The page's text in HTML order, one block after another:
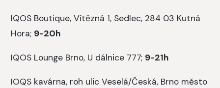
IQOS Boutique, Vítězná 1, Sedlec, 284 03 Kutná
Hora; 9-20h
IQOS Lounge Brno, U dálnice 777; 9-21h
IOQS kavárna, roh ulic Veselá/Česká, Brno město